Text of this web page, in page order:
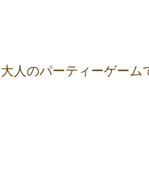
人のパーティーゲー